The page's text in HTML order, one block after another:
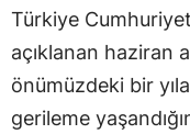
Türkiye
açıklanan haziran
önümüzdeki bir
gerileme